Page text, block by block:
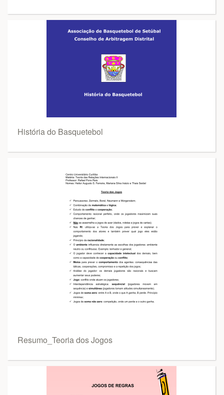
História do Basquetebol
Resumo_Teoria dos Jogos